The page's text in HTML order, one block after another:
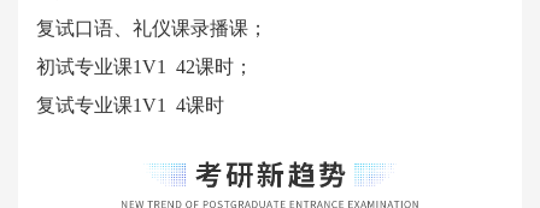
复试口语、礼仪课录播课；
初试专业课1V1 42课时；
复试专业课1V1 4课时